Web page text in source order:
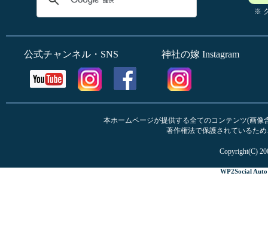
※
公式チャンネル・SNS 神社の嫁 Instagram
本ホームページが提供する全てのコンテンツ(画
著作権法で保護されているた
Copyright(C)
WP2Social